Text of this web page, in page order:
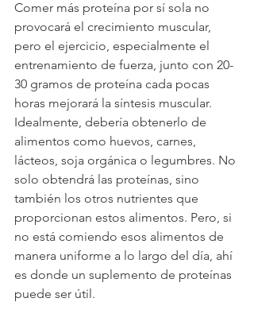
Comer más proteína por sí sola no
provocará el crecimiento muscular,
pero el ejercicio, especialmente el
entrenamiento de fuerza, junto con 20-
30 gramos de proteína cada pocas
horas mejorará la síntesis muscular.
Idealmente, debería obtenerlo de
alimentos como huevos, carnes,
lácteos, soja orgánica o legumbres. No
solo obtendrá las proteínas, sino
también los otros nutrientes que
proporcionan estos alimentos. Pero, si
no está comiendo esos alimentos de
manera uniforme a lo largo del día, ahí
es donde un suplemento de proteínas
puede ser útil.